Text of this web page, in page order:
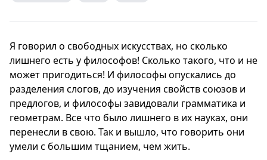
Я говорил о свободных искусствах, но сколько
лишнего есть у философов! Сколько такого, что и не
может пригодиться! И философы опускались до
разделения слогов, до изучения свойств союзов и
предлогов, и философы завидовали грамматика и
геометрам. Все что было лишнего в их науках, они
перенесли в свою. Так и вышло, что говорить они
умели с большим тщанием, чем жить.